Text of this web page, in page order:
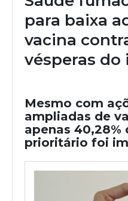
para baixa
vacina
vésperas do
Mesmo com
ampliadas de
apenas 40,28%
prioritário foi